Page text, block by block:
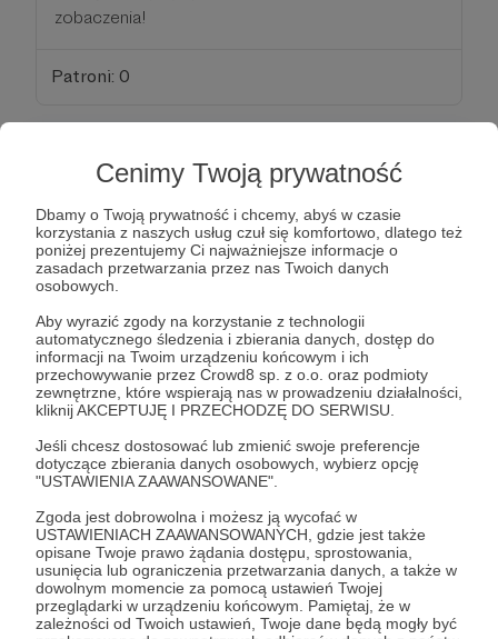
Cenimy Twoją prywatność
Dbamy o Twoją prywatność i chcemy, abyś w czasie
korzystania z naszych usług czuł się komfortowo, dlatego też
poniżej prezentujemy Ci najważniejsze informacje o
zasadach przetwarzania przez nas Twoich danych
osobowych.
Aby wyrazić zgody na korzystanie z technologii
automatycznego śledzenia i zbierania danych, dostęp do
informacji na Twoim urządzeniu końcowym i ich
przechowywanie przez Crowd8 sp. z o.o. oraz podmioty
zewnętrzne, które wspierają nas w prowadzeniu działalności,
kliknij AKCEPTUJĘ I PRZECHODZĘ DO SERWISU.
Jeśli chcesz dostosować lub zmienić swoje preferencje
dotyczące zbierania danych osobowych, wybierz opcję
"USTAWIENIA ZAAWANSOWANE".
Zgoda jest dobrowolna i możesz ją wycofać w
USTAWIENIACH ZAAWANSOWANYCH, gdzie jest także
opisane Twoje prawo żądania dostępu, sprostowania,
usunięcia lub ograniczenia przetwarzania danych, a także w
dowolnym momencie za pomocą ustawień Twojej
przeglądarki w urządzeniu końcowym. Pamiętaj, że w
zależności od Twoich ustawień, Twoje dane będą mogły być
zobaczenia!
Patroni: 0
50 zł miesięcznie
Bardzo dziękujemy za Twoje wsparcie!
Wspomagasz nas w opłacaniu wynagrodzeń
aktorów i studia i w zamian za to zapraszamy Cię
do naszej zamkniętej grupy na Facebooku, w
której tworzymy społeczność KRAJM STORY. Do
zobaczenia!
Patroni: 0
100 zł miesięcznie
Wow, dziękujemy! To dla nas duże wsparcie,
którego potrzebujemy, aby wynagrodzić pracę